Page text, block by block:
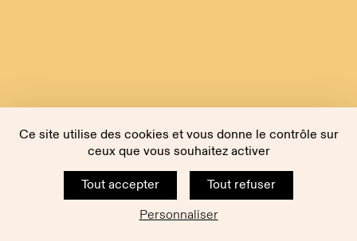
Ce site utilise des cookies et vous donne le contrôle sur
ceux que vous souhaitez activer
Tout accepter
Tout refuser
Personnaliser